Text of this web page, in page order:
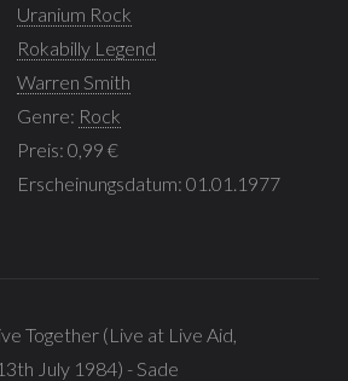
Uranium Rock
Rokabilly Legend
Warren Smith
Genre: Rock
Preis: 0,99 €
Erscheinungsdatum: 01.01.1977
Together (Live at Live Aid,
July 1984) - Sade